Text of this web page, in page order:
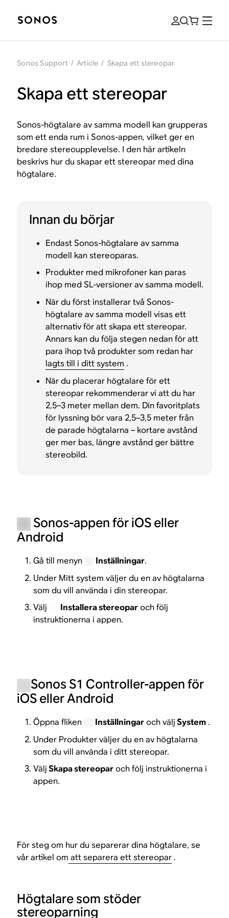
Sonos Support / Article / Skapa ett stereopar
Skapa ett stereopar
Sonos-högtalare av samma modell kan grupperas
som ett enda rum i Sonos-appen, vilket ger en
bredare stereoupplevelse. I den här artikeln
beskrivs hur du skapar ett stereopar med dina
högtalare.
Innan du börjar
Endast Sonos-högtalare av samma
modell kan stereoparas.
Produkter med mikrofoner kan paras
ihop med SL-versioner av samma modell.
När du först installerar två Sonos-
högtalare av samma modell visas ett
alternativ för att skapa ett stereopar.
Annars kan du följa stegen nedan för att
para ihop två produkter som redan har
lagts till i ditt system .
När du placerar högtalare för ett
stereopar rekommenderar vi att du har
2,5–3 meter mellan dem. Din favoritplats
för lyssning bör vara 2,5–3,5 meter från
de parade högtalarna – kortare avstånd
ger mer bas, längre avstånd ger bättre
stereobild.
Sonos-appen för iOS eller
Android
Gå till menyn Inställningar.
Under Mitt system väljer du en av högtalarna
som du vill använda i din stereopar.
Välj
Installera stereoparoch följ
instruktionerna i appen.
Sonos S1 Controller-appen för
iOS eller Android
Öppna fliken Inställningaroch väljSystem.
Under Produkter väljer du en av högtalarna
som du vill använda i ditt stereopar.
VäljSkapa stereoparoch följ instruktionerna i
appen.
För steg om hur du separerar dina högtalare, se
vår artikel om att separera ett stereopar.
Högtalare som stöder
stereoparning